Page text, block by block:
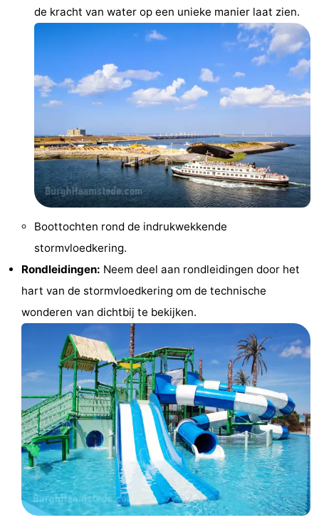
centra
Dorpen
Steden
Rondleidingen
Sporten
Zwembaden
Fietsen
Wandelen
Paardrijden
-
Maneges
Golfbanen
Eten
drinken
Ringrijden
Mondriaan
Toorop
Evenementen
Praktisch
de kracht van water op een unieke manier laat zien.
Boottochten rond de indrukwekkende
stormvloedkering.
Rondleidingen: Neem deel aan rondleidingen door het
hart van de stormvloedkering om de technische
wonderen van dichtbij te bekijken.